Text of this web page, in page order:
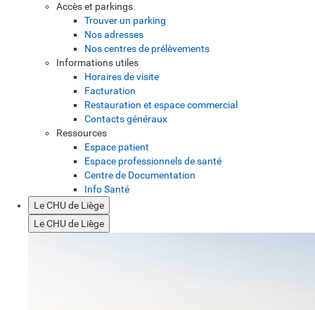
Accès et parkings
Trouver un parking
Nos adresses
Nos centres de prélèvements
Informations utiles
Horaires de visite
Facturation
Restauration et espace commercial
Contacts généraux
Ressources
Espace patient
Espace professionnels de santé
Centre de Documentation
Info Santé
Le CHU de Liège
Le CHU de Liège